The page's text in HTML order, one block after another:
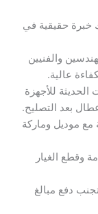
خبرة حقيقية في
والفنيين
عالية.
الحديثة للأجهزة
بعد التصليح.
100% متوافقة مع موديل وماركة
وقطع الغيار
دفع مبالغ